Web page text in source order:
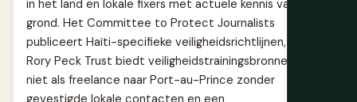
in het land en lokale fixers met actuele kennis van de
grond. Het Committee to Protect Journalists
publiceert Haïti-specifieke veiligheidsrichtlijnen, en de
Rory Peck Trust biedt veiligheidstrainingsbronnen. Ga
niet als freelance naar Port-au-Prince zonder